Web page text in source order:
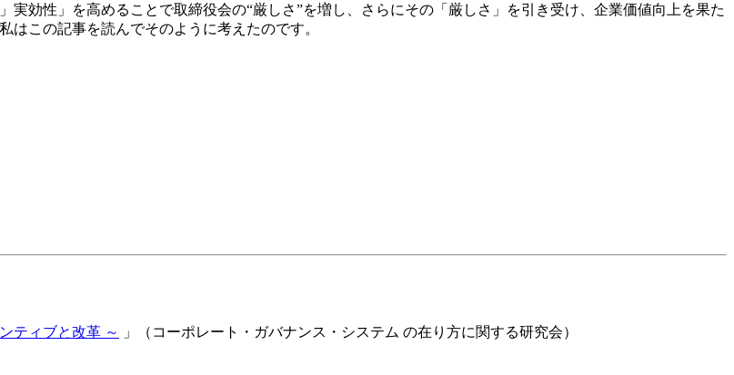
効性」を高めることで取締役会の“厳しさ”を増し、さらにその「厳しさ」を引き受け、企業価値向上を果た
この記事を読んでそのように考えたのです。
ティブと改革 ～ 」（コーポレート・ガバナンス・システム の在り方に関する研究会）